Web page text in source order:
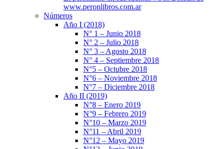
www.peronlibros.com.ar
Números
Año I (2018)
N° 1 – Junio 2018
N° 2 – Julio 2018
N° 3 – Agosto 2018
N° 4 – Septiembre 2018
N°5 – Octubre 2018
N°6 – Noviembre 2018
N°7 – Diciembre 2018
Año II (2019)
N°8 – Enero 2019
N°9 – Febrero 2019
N°10 – Marzo 2019
N°11 – Abril 2019
N°12 – Mayo 2019